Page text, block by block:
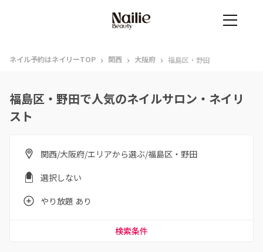
ネイル予約はネイリーTOP › 関西 › 大阪府 › 福島区・野田
福島区・野田で人気のネイルサロン・ネイリ
スト
関西/大阪府/エリアから選ぶ/福島区・野田
選択しない
やり放題 あり
検索条件